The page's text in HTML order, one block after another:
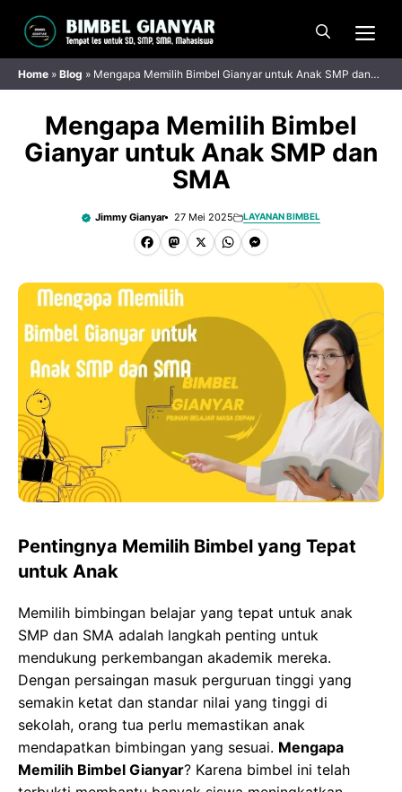
isi
Home » Blog » Mengapa Memilih Bimbel Gianyar untuk Anak SMP dan
Mengapa Memilih Bimbel
Gianyar untuk Anak SMP dan
SMA
Jimmy Gianyar 27 Mei 2025 LAYANAN BIMBEL
F
a
c
e
b
o
o
k
M
a
s
t
o
d
o
n
X W
h
A
p
p
M
e
s
g
e
r
Pentingnya Memilih Bimbel yang Tepat
untuk Anak
Memilih bimbingan belajar yang tepat untuk anak
SMP dan SMA adalah langkah penting untuk
mendukung perkembangan akademik mereka.
Dengan persaingan masuk perguruan tinggi yang
semakin ketat dan standar nilai yang tinggi di
sekolah, orang tua perlu memastikan anak
mendapatkan bimbingan yang sesuai. Mengapa
Memilih Bimbel Gianyar? Karena bimbel ini telah